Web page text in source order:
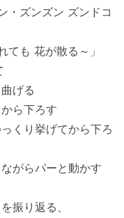
ズンズン ズンドコ
ても 花が散る～」
げる
ら下ろす
くり挙げてから下ろ
がらパーと動かす
振り返る、